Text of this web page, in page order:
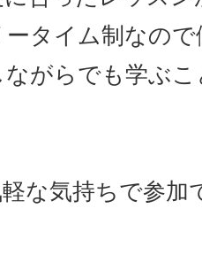
タイム制なの
がらでも学ぶ
軽な気持ちで参